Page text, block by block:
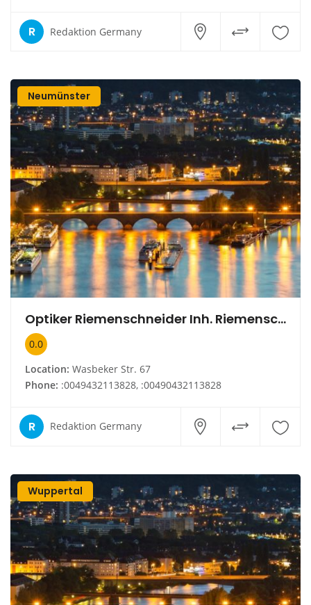
R Redaktion Germany
Neumünster
Optiker Riemenschneider Inh. Riemenschneider e. Kfm.
0.0
Location: Wasbeker Str. 67
Phone: :0049432113828, :00490432113828
R Redaktion Germany
Wuppertal